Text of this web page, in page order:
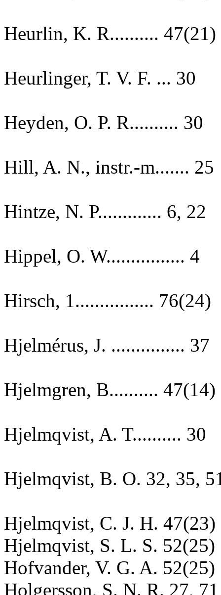
Heurlin, K. R.......... 47(21)
Heurlinger, T. V. F. ... 30
Heyden, O. P. R.......... 30
Hill, A. N., instr.-m....... 25
Hintze, N. P............. 6, 22
Hippel, O. W................ 4
Hirsch, 1................ 76(24)
Hjelmérus, J. ............... 37
Hjelmgren, B.......... 47(14)
Hjelmqvist, A. T.......... 30
Hjelmqvist, B. O. 32, 35,
Hjelmqvist, C. J. H. 47(23)
Hjelmqvist, S. L. S. 52(25)
Hofvander, V. G. A. 52(25)
Holgersson, S. N. R. 27, 71